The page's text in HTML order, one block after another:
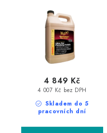
Skladem do 5
pracovních dní
4 007 Kč bez DPH
4 849 Kč